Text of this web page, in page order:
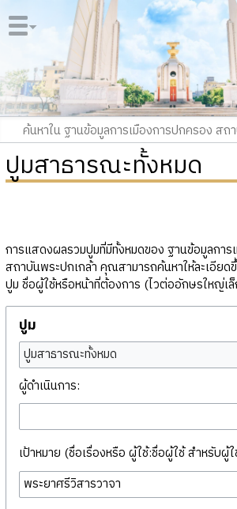
ปูมสาธารณะทั้งหมด
การแสดงผลรวมปูมที่มีทั้งหมดของ ฐานข้อมูลการ
สถาบันพระปกเกล้า คุณสามารถค้นหาให้ละเอียด
ปูม ชื่อผู้ใช้หรือหน้าที่ต้องการ (ไวต่ออักษรใหญ่เ
ปูม
ปูมสาธารณะทั้งหมด
ผู้ดำเนินการ:
เป้าหมาย (ชื่อเรื่องหรือ ผู้ใช้:ชื่อผู้ใช้ สำหรับผู้ใ